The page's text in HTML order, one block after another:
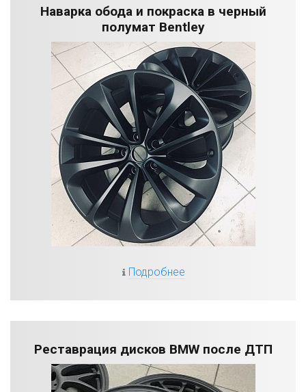
Наварка обода и покраска в черный
полумат Bentley
Подробнее
Реставрация дисков BMW после ДТП